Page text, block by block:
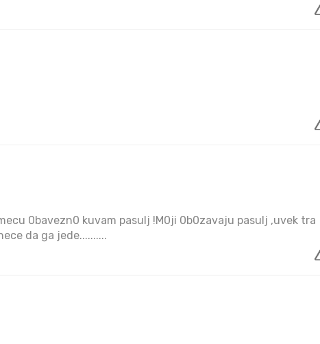
0bavezn0 kuvam pasulj !M0ji 0b0zavaju pasulj ,uvek tra
da ga jede..........